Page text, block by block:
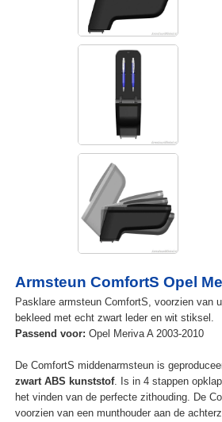
Armsteun ComfortS Opel
Pasklare armsteun ComfortS, voorzien van
bekleed met echt zwart leder en wit stiksel.
Passend voor: Opel Meriva A 2003-2010
De ComfortS middenarmsteun is
zwart ABS kunststof. Is in 4 stappen
het vinden van de perfecte zithouding. De
voorzien van een munthouder aan de